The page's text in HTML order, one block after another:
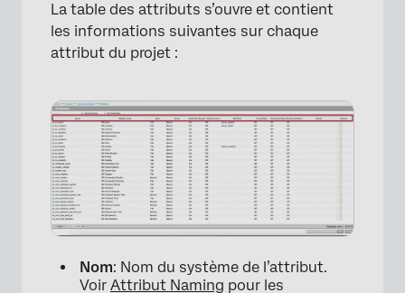
La table des attributs s’ouvre et contient
les informations suivantes sur chaque
attribut du projet :
Nom: Nom du système de l’attribut.
Voir Attribut Naming pour les